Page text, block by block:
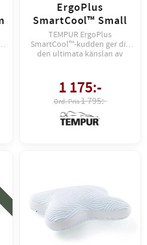
ErgoPlus
SmartCool™ Small
TEMPUR ErgoPlus
SmartCool™-kudden ger dig
den ultimata känslan av
FRI FRAKT till Service Point.
1 175:-
1 795:-